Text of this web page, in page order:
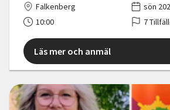
Falkenberg
sön
10:00
7
Läs mer och anmäl